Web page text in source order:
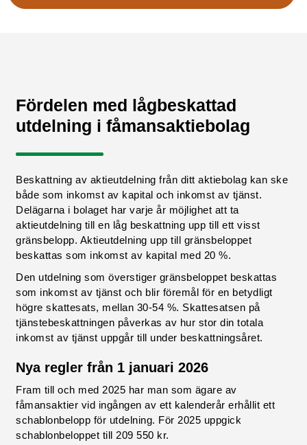
Fördelen med lågbeskattad
utdelning i fåmansaktiebolag
Beskattning av aktieutdelning från ditt aktiebolag kan ske
både som inkomst av kapital och inkomst av tjänst.
Delägarna i bolaget har varje år möjlighet att ta
aktieutdelning till en låg beskattning upp till ett visst
gränsbelopp. Aktieutdelning upp till gränsbeloppet
beskattas som inkomst av kapital med 20 %.
Den utdelning som överstiger gränsbeloppet beskattas
som inkomst av tjänst och blir föremål för en betydligt
högre skattesats, mellan 30-54 %. Skattesatsen på
tjänstebeskattningen påverkas av hur stor din totala
inkomst av tjänst uppgår till under beskattningsåret.
Nya regler från 1 januari 2026
Fram till och med 2025 har man som ägare av
fåmansaktier vid ingången av ett kalenderår erhållit ett
schablonbelopp för utdelning. För 2025 uppgick
schablonbeloppet till 209 550 kr.